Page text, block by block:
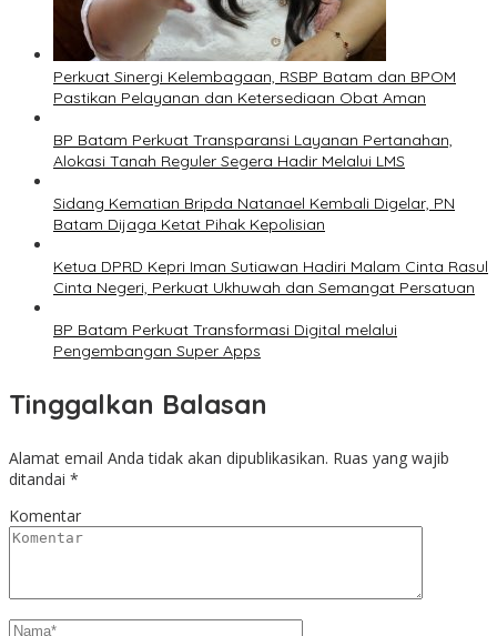
Perkuat Sinergi Kelembagaan, RSBP Batam dan BPOM
Pastikan Pelayanan dan Ketersediaan Obat Aman
BP Batam Perkuat Transparansi Layanan Pertanahan,
Alokasi Tanah Reguler Segera Hadir Melalui LMS
Sidang Kematian Bripda Natanael Kembali Digelar, PN
Batam Dijaga Ketat Pihak Kepolisian
Ketua DPRD Kepri Iman Sutiawan Hadiri Malam Cinta Rasul
Cinta Negeri, Perkuat Ukhuwah dan Semangat Persatuan
BP Batam Perkuat Transformasi Digital melalui
Pengembangan Super Apps
Tinggalkan Balasan
Alamat email Anda tidak akan dipublikasikan. Ruas yang wajib
ditandai *
Komentar